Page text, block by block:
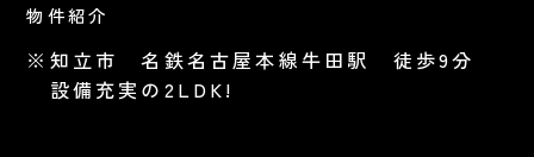
物件紹介
※知立市 名鉄名古屋本線牛田駅 徒歩9分
設備充実の2LDK!